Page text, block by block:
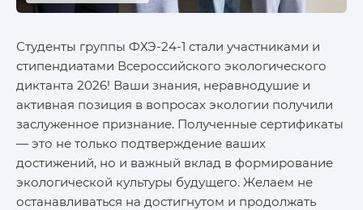
Студенты группы ФХЭ-24-1 стали участниками и
стипендиатами Всероссийского экологического
диктанта 2026! Ваши знания, неравнодушие и
активная позиция в вопросах экологии получили
заслуженное признание. Полученные сертификаты
— это не только подтверждение ваших
достижений, но и важный вклад в формирование
экологической культуры будущего. Желаем не
останавливаться на достигнутом и продолжать